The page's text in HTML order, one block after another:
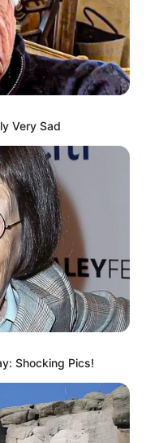
Glass, Film
yang rilis Desember
Januari 2019.
Very Sad
Shocking Pics!